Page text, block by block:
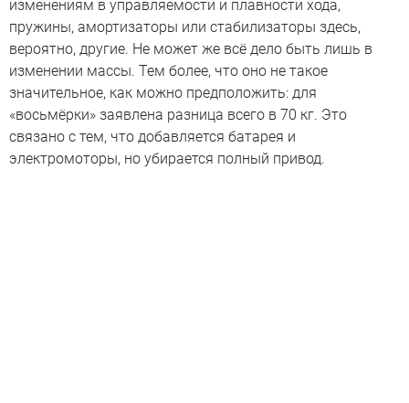
изменениям в управляемости и плавности хода,
пружины, амортизаторы или стабилизаторы здесь,
вероятно, другие. Не может же всё дело быть лишь в
изменении массы. Тем более, что оно не такое
значительное, как можно предположить: для
«восьмёрки» заявлена разница всего в 70 кг. Это
связано с тем, что добавляется батарея и
электромоторы, но убирается полный привод.